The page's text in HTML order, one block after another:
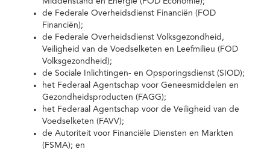
de Federale Overheidsdienst Financiën (FOD
Financiën);
de Federale Overheidsdienst Volksgezondheid,
Veiligheid van de Voedselketen en Leefmilieu (FOD
Volksgezondheid);
de Sociale Inlichtingen- en Opsporingsdienst (SIOD);
het Federaal Agentschap voor Geneesmiddelen en
Gezondheidsproducten (FAGG);
het Federaal Agentschap voor de Veiligheid van de
Voedselketen (FAVV);
de Autoriteit voor Financiële Diensten en Markten
(FSMA); en